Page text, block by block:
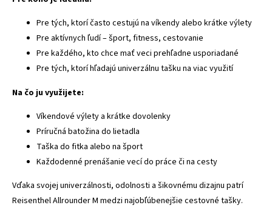
Pre tých, ktorí často cestujú na víkendy alebo krátke výlety
Pre aktívnych ľudí – šport, fitness, cestovanie
Pre každého, kto chce mať veci prehľadne usporiadané
Pre tých, ktorí hľadajú univerzálnu tašku na viac využití
Na čo ju využijete:
Víkendové výlety a krátke dovolenky
Príručná batožina do lietadla
Taška do fitka alebo na šport
Každodenné prenášanie vecí do práce či na cesty
Vďaka svojej univerzálnosti, odolnosti a šikovnému dizajnu patrí
Reisenthel Allrounder M medzi najobľúbenejšie cestovné tašky.